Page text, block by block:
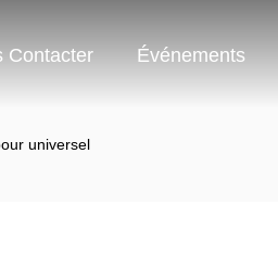
Contacter Événements
universel